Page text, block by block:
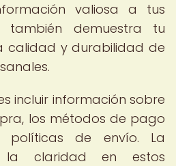
valiosa a tus
también demuestra tu
calidad y durabilidad de
incluir información sobre
los métodos de pago
de envío. La
la claridad en estos